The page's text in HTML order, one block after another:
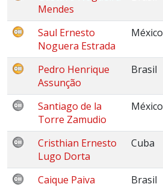
Mendes
Saul Ernesto
Noguera Estrada
México
Pedro Henrique
Assunção
Brasil
Santiago de la
Torre Zamudio
México
Cristhian Ernesto
Lugo Dorta
Cuba
Caique Paiva Brasil